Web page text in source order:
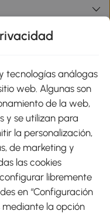
tecnologías análogas
web. Algunas son
de la web,
y se utilizan para
la personalización,
de marketing y
las cookies
libremente
en “Configuración
mediante la opción